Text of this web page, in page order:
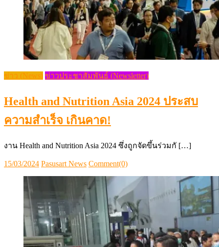
ข่าว (News) ข่าวประชาสัมพันธ์ (Newsletter)
Health and Nutrition Asia 2024 ประสบ
ความสำเร็จ เกินคาด!
งาน Health and Nutrition Asia 2024 ซึ่งถูกจัดขึ้นร่วมกั […]
Posted
15/03/2024 Author
Pasusart News Comment(0)